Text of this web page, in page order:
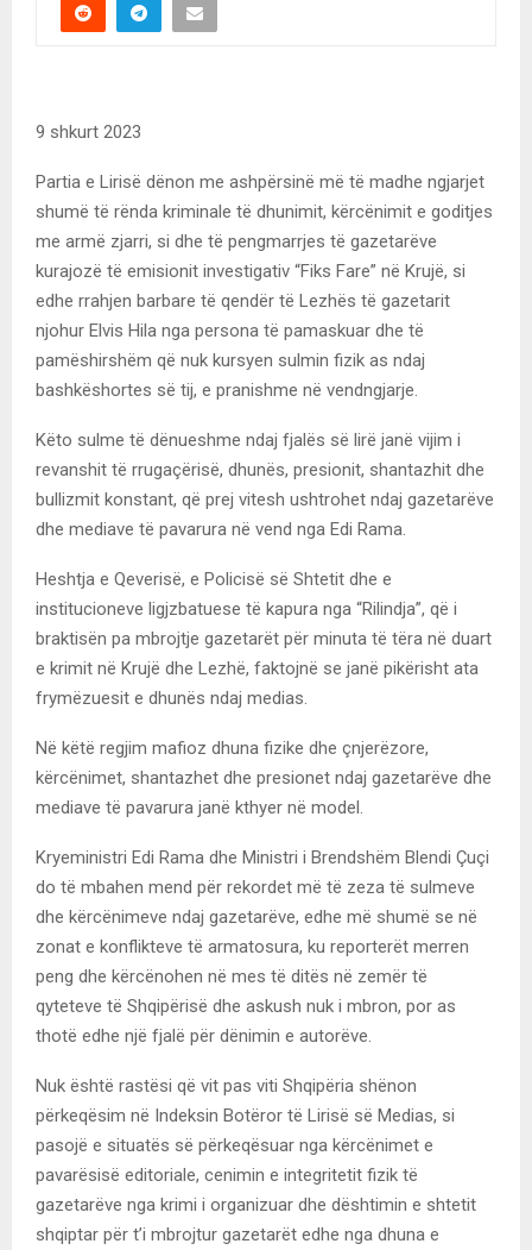
9 shkurt 2023
Partia e Lirisë dënon me ashpërsinë më të madhe ngjarjet
shumë të rënda kriminale të dhunimit, kërcënimit e goditjes
me armë zjarri, si dhe të pengmarrjes të gazetarëve
kurajozë të emisionit investigativ “Fiks Fare” në Krujë, si
edhe rrahjen barbare të qendër të Lezhës të gazetarit
njohur Elvis Hila nga persona të pamaskuar dhe të
pamëshirshëm që nuk kursyen sulmin fizik as ndaj
bashkëshortes së tij, e pranishme në vendngjarje.
Këto sulme të dënueshme ndaj fjalës së lirë janë vijim i
revanshit të rrugaçërisë, dhunës, presionit, shantazhit dhe
bullizmit konstant, që prej vitesh ushtrohet ndaj gazetarëve
dhe mediave të pavarura në vend nga Edi Rama.
Heshtja e Qeverisë, e Policisë së Shtetit dhe e
institucioneve ligjzbatuese të kapura nga “Rilindja”, që i
braktisën pa mbrojtje gazetarët për minuta të tëra në duart
e krimit në Krujë dhe Lezhë, faktojnë se janë pikërisht ata
frymëzuesit e dhunës ndaj medias.
Në këtë regjim mafioz dhuna fizike dhe çnjerëzore,
kërcënimet, shantazhet dhe presionet ndaj gazetarëve dhe
mediave të pavarura janë kthyer në model.
Kryeministri Edi Rama dhe Ministri i Brendshëm Blendi Çuçi
do të mbahen mend për rekordet më të zeza të sulmeve
dhe kërcënimeve ndaj gazetarëve, edhe më shumë se në
zonat e konflikteve të armatosura, ku reporterët merren
peng dhe kërcënohen në mes të ditës në zemër të
qyteteve të Shqipërisë dhe askush nuk i mbron, por as
thotë edhe një fjalë për dënimin e autorëve.
Nuk është rastësi që vit pas viti Shqipëria shënon
përkeqësim në Indeksin Botëror të Lirisë së Medias, si
pasojë e situatës së përkeqësuar nga kërcënimet e
pavarësisë editoriale, cenimin e integritetit fizik të
gazetarëve nga krimi i organizuar dhe dështimin e shtetit
shqiptar për t’i mbrojtur gazetarët edhe nga dhuna e